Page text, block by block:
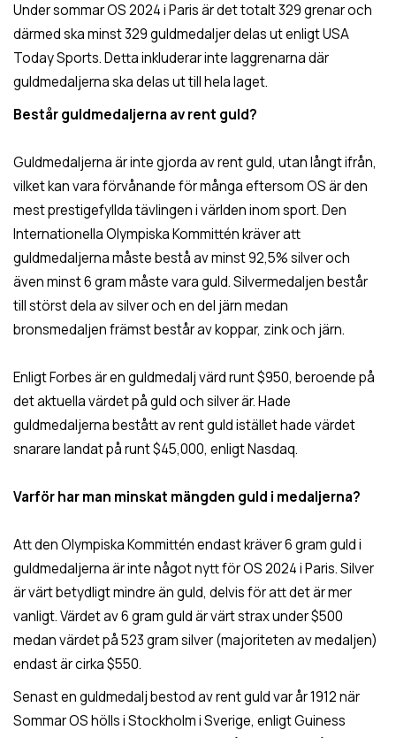
Under sommar OS 2024 i Paris är det totalt 329 grenar och
därmed ska minst 329 guldmedaljer delas ut enligt USA
Today Sports. Detta inkluderar inte laggrenarna där
guldmedaljerna ska delas ut till hela laget.
Består guldmedaljerna av rent guld?
Guldmedaljerna är inte gjorda av rent guld, utan långt ifrån,
vilket kan vara förvånande för många eftersom OS är den
mest prestigefyllda tävlingen i världen inom sport. Den
Internationella Olympiska Kommittén kräver att
guldmedaljerna måste bestå av minst 92,5% silver och
även minst 6 gram måste vara guld. Silvermedaljen består
till störst dela av silver och en del järn medan
bronsmedaljen främst består av koppar, zink och järn.
Enligt Forbes är en guldmedalj värd runt $950, beroende på
det aktuella värdet på guld och silver är. Hade
guldmedaljerna bestått av rent guld istället hade värdet
snarare landat på runt $45,000, enligt Nasdaq.
Varför har man minskat mängden guld i medaljerna?
Att den Olympiska Kommittén endast kräver 6 gram guld i
guldmedaljerna är inte något nytt för OS 2024 i Paris. Silver
är värt betydligt mindre än guld, delvis för att det är mer
vanligt. Värdet av 6 gram guld är värt strax under $500
medan värdet på 523 gram silver (majoriteten av medaljen)
endast är cirka $550.
Senast en guldmedalj bestod av rent guld var år 1912 när
Sommar OS hölls i Stockholm i Sverige, enligt Guiness